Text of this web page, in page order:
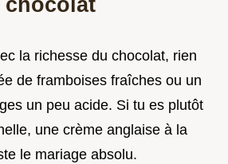
la richesse du chocolat, rien
de framboises fraîches ou un
un peu acide. Si tu es plutôt
une crème anglaise à la
le mariage absolu.